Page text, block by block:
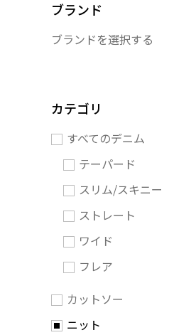
ブランド
ブランドを選択する
カテゴリ
すべてのデニム
テーパード
スリム/スキニー
ストレート
ワイド
フレア
カットソー
ニット